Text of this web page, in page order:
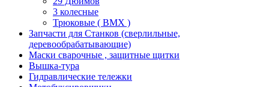
3 колесные
Трюковые ( BMX )
Запчасти для Станков (сверлильные,
деревообрабатывающие)
Маски сварочные , защитные щитки
Вышка-тура
Гидравлические тележки